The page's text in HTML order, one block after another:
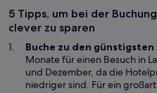
n
e
n
s
t
e
n
e
u
e
5 Tipps, um bei der
clever zu sparen
Buche zu den
Monate für einen Besuch in
und Dezember, da die
niedriger sind. Für ein